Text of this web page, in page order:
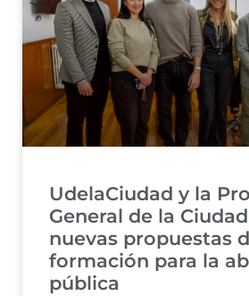
UdelaCiudad y la
General de la
nuevas propuestas
formación para la
pública